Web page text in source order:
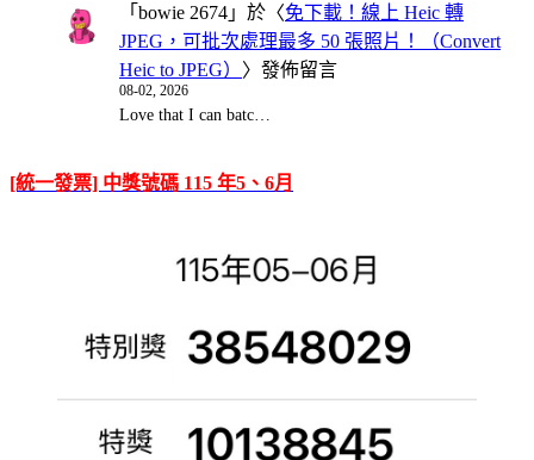
「 bowie 2674 」於〈免下載！線上 Heic 轉
JPEG，可批次處理最多 50 張照片！（Convert
Heic to JPEG） 〉發佈留言
08-02, 2026
Love that I can batc…
[統一發票] 中獎號碼 115 年5、6月